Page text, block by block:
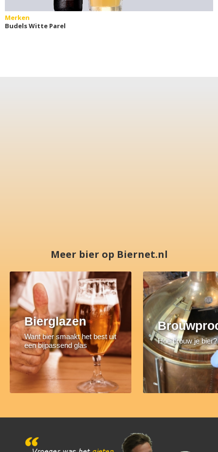
Merken
Budels Witte Parel
Meer bier op Biernet.nl
Bierglazen
Want bier smaakt het best uit
een bijpassend glas
Hoe brouw je bier?